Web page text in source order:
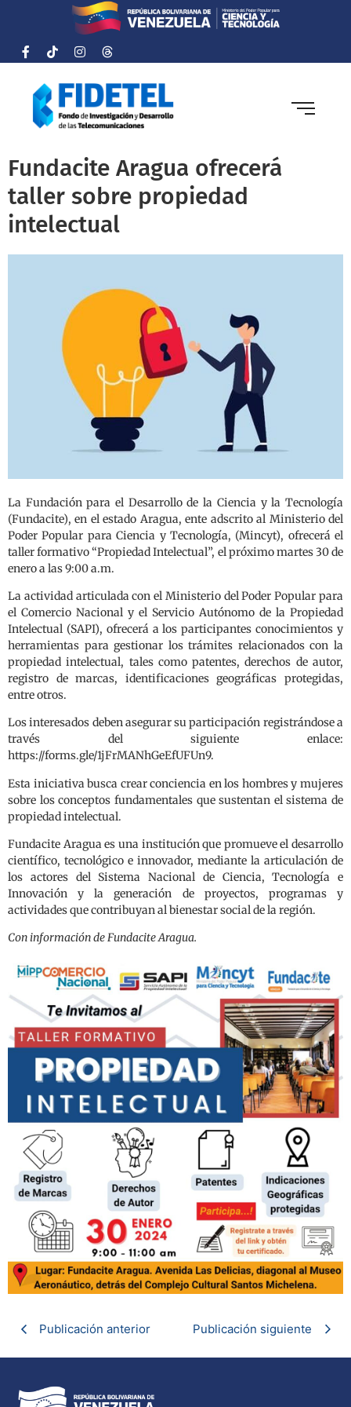
Fundacite Aragua ofrecerá
taller sobre propiedad
intelectual
La Fundación para el Desarrollo de la Ciencia y la Tecnología
(Fundacite), en el estado Aragua, ente adscrito al Ministerio del
Poder Popular para Ciencia y Tecnología, (Mincyt), ofrecerá el
taller formativo “Propiedad Intelectual”, el próximo martes 30 de
enero a las 9:00 a.m.
La actividad articulada con el Ministerio del Poder Popular para
el Comercio Nacional y el Servicio Autónomo de la Propiedad
Intelectual (SAPI), ofrecerá a los participantes conocimientos y
herramientas para gestionar los trámites relacionados con la
propiedad intelectual, tales como patentes, derechos de autor,
registro de marcas, identificaciones geográficas protegidas,
entre otros.
Los interesados deben asegurar su participación registrándose a
través del siguiente enlace:
https://forms.gle/1jFrMANhGeEfUFUn9.
Esta iniciativa busca crear conciencia en los hombres y mujeres
sobre los conceptos fundamentales que sustentan el sistema de
propiedad intelectual.
Fundacite Aragua es una institución que promueve el desarrollo
científico, tecnológico e innovador, mediante la articulación de
los actores del Sistema Nacional de Ciencia, Tecnología e
Innovación y la generación de proyectos, programas y
actividades que contribuyan al bienestar social de la región.
Con información de Fundacite Aragua.
Publicación anterior Publicación siguiente